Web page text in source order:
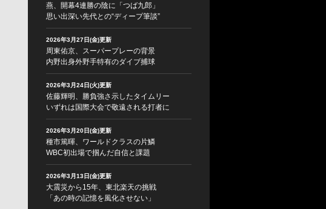
燕、開幕4連勝の陰に「つば九郎」
思い出深い先代との“ディープ筆談”
2026年3月27日(金)更新
周東佑京、スーパープレーの背景
内野出身外野手特有のダイブ捕球
2026年3月24日(火)更新
佐藤輝明、勝負強さ示したタイムリー
いずれは国際大会で敬遠される打者に
2026年3月20日(金)更新
種市篤暉、ワールドクラスの片鱗
WBC初出場で掴んだ自信と課題
2026年3月13日(金)更新
大震災から15年、東北楽天の挑戦
「あの時の記憶を風化させない」